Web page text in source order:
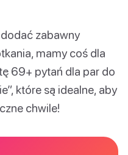
zabawny
mamy coś dla
69+ pytań dla par do
które są idealne, aby
chwile!